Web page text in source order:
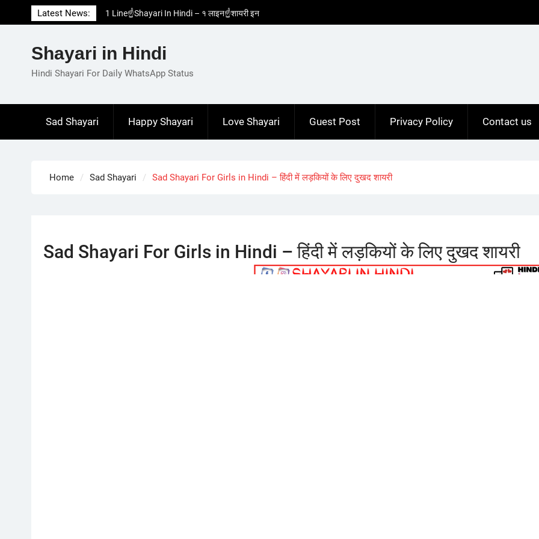
to
Latest News:
1 Line☝️Shayari In Hindi – १ लाइन☝️शायरी इन
हिंदी
Love😓Lines In Hindi – लव😓लाइन्स इन हिंदी
Romantic Love😽Status – रोमांटिक लव😽स्टेटस
Shayari in Hindi
Hindi Shayari For Daily WhatsApp Status
Sad Shayari Happy Shayari Love Shayari Guest Post Privacy Policy Contact us
Home Sad Shayari Sad Shayari For Girls in Hindi – हिंदी में लड़कियों के लिए दुखद शायरी
Sad Shayari For Girls in Hindi – हिंदी में लड़कियों के लिए दुखद शायरी